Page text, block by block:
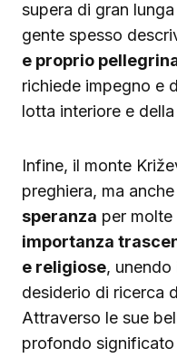
supera di gran
gente spesso
e proprio
richiede impegno e
lotta interiore e
Infine, il monte
preghiera, ma anche
speranza per molte
importanza
e religiose, unendo
desiderio di ricerca
Attraverso le sue
profondo